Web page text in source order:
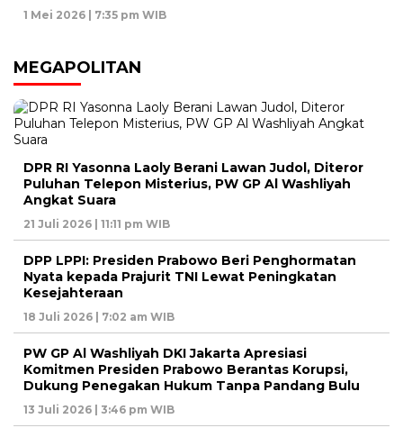
1 Mei 2026 | 7:35 pm WIB
MEGAPOLITAN
DPR RI Yasonna Laoly Berani Lawan Judol, Diteror
Puluhan Telepon Misterius, PW GP Al Washliyah
Angkat Suara
21 Juli 2026 | 11:11 pm WIB
DPP LPPI: Presiden Prabowo Beri Penghormatan
Nyata kepada Prajurit TNI Lewat Peningkatan
Kesejahteraan
18 Juli 2026 | 7:02 am WIB
PW GP Al Washliyah DKI Jakarta Apresiasi
Komitmen Presiden Prabowo Berantas Korupsi,
Dukung Penegakan Hukum Tanpa Pandang Bulu
13 Juli 2026 | 3:46 pm WIB